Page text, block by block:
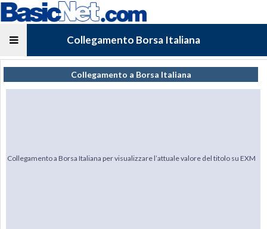
Collegamento Borsa Italiana
Collegamento a Borsa Italiana
Collegamento a Borsa Italiana per visualizzare l’attuale valore del titolo su EXM